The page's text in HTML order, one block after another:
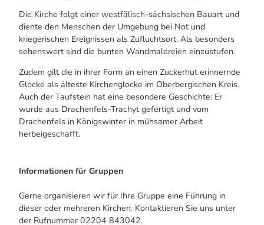
Die Kirche folgt einer westfälisch-sächsischen Bauart und
diente den Menschen der Umgebung bei Not und
kriegerischen Ereignissen als Zufluchtsort. Als besonders
sehenswert sind die bunten Wandmalereien einzustufen.
Zudem gilt die in ihrer Form an einen Zuckerhut erinnernde
Glocke als älteste Kirchenglocke im Oberbergischen Kreis.
Auch der Taufstein hat eine besondere Geschichte: Er
wurde aus Drachenfels-Trachyt gefertigt und vom
Drachenfels in Königswinter in mühsamer Arbeit
herbeigeschafft.
Informationen für Gruppen
Gerne organisieren wir für Ihre Gruppe eine Führung in
dieser oder mehreren Kirchen. Kontaktieren Sie uns unter
der Rufnummer 02204 843042.